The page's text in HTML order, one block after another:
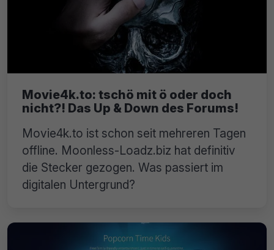
Movie4k.to: tschö mit ö oder doch
nicht?! Das Up & Down des Forums!
Movie4k.to ist schon seit mehreren Tagen
offline. Moonless-Loadz.biz hat definitiv
die Stecker gezogen. Was passiert im
digitalen Untergrund?